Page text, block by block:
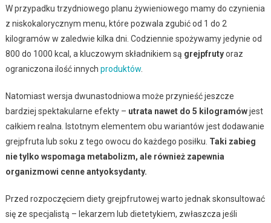
W przypadku trzydniowego planu żywieniowego mamy do czynienia
z niskokalorycznym menu, które pozwala zgubić od 1 do 2
kilogramów w zaledwie kilka dni. Codziennie spożywamy jedynie od
800 do 1000 kcal, a kluczowym składnikiem są grejpfrutyoraz
ograniczona ilość innych produktów.
Natomiast wersja dwunastodniowa może przynieść jeszcze
bardziej spektakularne efekty – utrata nawet do 5 kilogramówjest
całkiem realna. Istotnym elementem obu wariantów jest dodawanie
grejpfruta lub soku z tego owocu do każdego posiłku. Taki zabieg
nie tylko wspomaga metabolizm, ale również zapewnia
organizmowi cenne antyoksydanty.
Przed rozpoczęciem diety grejpfrutowej warto jednak skonsultować
się ze specjalistą – lekarzem lub dietetykiem, zwłaszcza jeśli